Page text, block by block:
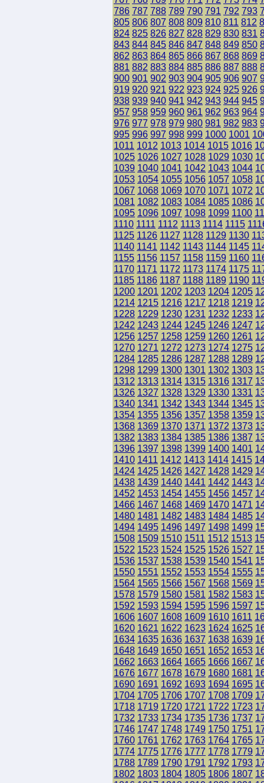
786 787 788 789 790 791 792 793
805 806 807 808 809 810 811 812
824 825 826 827 828 829 830 831
843 844 845 846 847 848 849 850
862 863 864 865 866 867 868 869
881 882 883 884 885 886 887 888
900 901 902 903 904 905 906 907
919 920 921 922 923 924 925 926
938 939 940 941 942 943 944 945
957 958 959 960 961 962 963 964
976 977 978 979 980 981 982 983
995 996 997 998 999 1000 1001
1011 1012 1013 1014 1015 1016
1025 1026 1027 1028 1029 1030
1039 1040 1041 1042 1043 1044
1053 1054 1055 1056 1057 1058
1067 1068 1069 1070 1071 1072
1081 1082 1083 1084 1085 1086
1095 1096 1097 1098 1099 1100
1110 1111 1112 1113 1114 1115
1125 1126 1127 1128 1129 1130
1140 1141 1142 1143 1144 1145
1155 1156 1157 1158 1159 1160
1170 1171 1172 1173 1174 1175
1185 1186 1187 1188 1189 1190
1200 1201 1202 1203 1204 1205
1214 1215 1216 1217 1218 1219
1228 1229 1230 1231 1232 1233
1242 1243 1244 1245 1246 1247
1256 1257 1258 1259 1260 1261
1270 1271 1272 1273 1274 1275
1284 1285 1286 1287 1288 1289
1298 1299 1300 1301 1302 1303
1312 1313 1314 1315 1316 1317
1326 1327 1328 1329 1330 1331
1340 1341 1342 1343 1344 1345
1354 1355 1356 1357 1358 1359
1368 1369 1370 1371 1372 1373
1382 1383 1384 1385 1386 1387
1396 1397 1398 1399 1400 1401
1410 1411 1412 1413 1414 1415
1424 1425 1426 1427 1428 1429
1438 1439 1440 1441 1442 1443
1452 1453 1454 1455 1456 1457
1466 1467 1468 1469 1470 1471
1480 1481 1482 1483 1484 1485
1494 1495 1496 1497 1498 1499
1508 1509 1510 1511 1512 1513
1522 1523 1524 1525 1526 1527
1536 1537 1538 1539 1540 1541
1550 1551 1552 1553 1554 1555
1564 1565 1566 1567 1568 1569
1578 1579 1580 1581 1582 1583
1592 1593 1594 1595 1596 1597
1606 1607 1608 1609 1610 1611
1620 1621 1622 1623 1624 1625
1634 1635 1636 1637 1638 1639
1648 1649 1650 1651 1652 1653
1662 1663 1664 1665 1666 1667
1676 1677 1678 1679 1680 1681
1690 1691 1692 1693 1694 1695
1704 1705 1706 1707 1708 1709
1718 1719 1720 1721 1722 1723
1732 1733 1734 1735 1736 1737
1746 1747 1748 1749 1750 1751
1760 1761 1762 1763 1764 1765
1774 1775 1776 1777 1778 1779
1788 1789 1790 1791 1792 1793
1802 1803 1804 1805 1806 1807